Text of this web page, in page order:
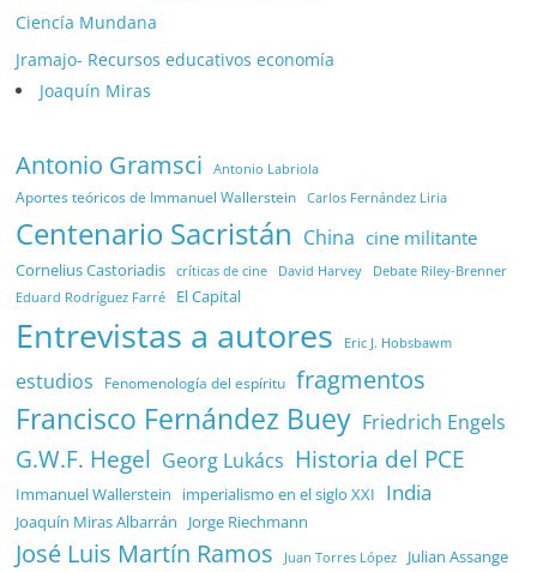
Ciencía Mundana
Jramajo- Recursos educativos economía
Joaquín Miras
Antonio Gramsci Antonio Labriola
Aportes teóricos de Immanuel Wallerstein Carlos Fernández Liria
Centenario Sacristán China cine militante
Cornelius Castoriadis críticas de cine David Harvey Debate Riley-Brenner
Eduard Rodríguez Farré El Capital
Entrevistas a autores Eric J. Hobsbawm
estudios Fenomenología del espíritu fragmentos
Francisco Fernández Buey Friedrich Engels
G.W.F. Hegel Georg Lukács Historia del PCE
Immanuel Wallerstein imperialismo en el siglo XXI India
Joaquín Miras Albarrán Jorge Riechmann
José Luis Martín Ramos Juan Torres López Julian Assange